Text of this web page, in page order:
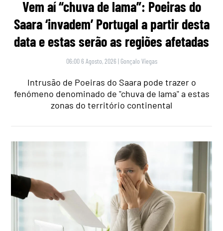
Vem aí “chuva de lama”: Poeiras do
Saara ‘invadem’ Portugal a partir desta
data e estas serão as regiões afetadas
06:00 6 Agosto, 2026 | Gonçalo Viegas
Intrusão de Poeiras do Saara pode trazer o
fenómeno denominado de "chuva de lama" a estas
zonas do território continental